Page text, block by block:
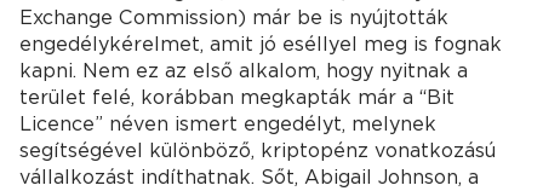
Exchange Commission) már be is nyújtották
engedélykérelmet, amit jó eséllyel meg is fognak
kapni. Nem ez az első alkalom, hogy nyitnak a
terület felé, korábban megkapták már a “Bit
Licence” néven ismert engedélyt, melynek
segítségével különböző, kriptopénz vonatkozású
vállalkozást indíthatnak. Sőt, Abigail Johnson, a